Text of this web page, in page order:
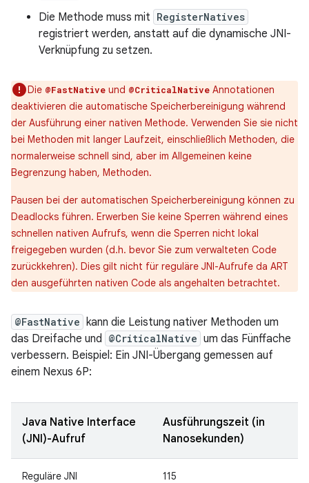
Die Methode muss mit RegisterNatives
registriert werden, anstatt auf die dynamische JNI-
Verknüpfung zu setzen.
Die @FastNative und @CriticalNative Annotationen
deaktivieren die automatische Speicherbereinigung während
der Ausführung einer nativen Methode. Verwenden Sie sie nicht
bei Methoden mit langer Laufzeit, einschließlich Methoden, die
normalerweise schnell sind, aber im Allgemeinen keine
Begrenzung haben, Methoden.
Pausen bei der automatischen Speicherbereinigung können zu
Deadlocks führen. Erwerben Sie keine Sperren während eines
schnellen nativen Aufrufs, wenn die Sperren nicht lokal
freigegeben wurden (d.h. bevor Sie zum verwalteten Code
zurückkehren). Dies gilt nicht für reguläre JNI-Aufrufe da ART
den ausgeführten nativen Code als angehalten betrachtet.
@FastNative kann die Leistung nativer Methoden um
das Dreifache und @CriticalNative um das Fünffache
verbessern. Beispiel: Ein JNI-Übergang gemessen auf
einem Nexus 6P:
Java Native Interface
(JNI)-Aufruf
Ausführungszeit (in
Nanosekunden)
Reguläre JNI 115